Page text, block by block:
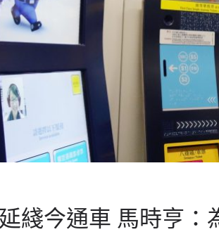
綫今通車 馬時亨：